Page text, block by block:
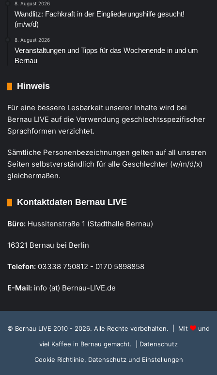
8. August 2026
Wandlitz: Fachkraft in der Eingliederungshilfe gesucht!
(m/w/d)
8. August 2026
Veranstaltungen und Tipps für das Wochenende in und um
Bernau
Hinweis
Für eine bessere Lesbarkeit unserer Inhalte wird bei
Bernau LIVE auf die Verwendung geschlechtsspezifischer
Sprachformen verzichtet.
Sämtliche Personenbezeichnungen gelten auf all unseren
Seiten selbstverständlich für alle Geschlechter (w/m/d/x)
gleichermaßen.
Kontaktdaten Bernau LIVE
Büro: Hussitenstraße 1 (Stadthalle Bernau)
16321 Bernau bei Berlin
Telefon: 03338 750812 - 0170 5898858
E-Mail: info (at) Bernau-LIVE.de
© Bernau LIVE 2010 - 2026. Alle Rechte vorbehalten. | Mit
und
viel Kaffee in Bernau gemacht.
| Datenschutz
Cookie Richtlinie, Datenschutz und Einstellungen